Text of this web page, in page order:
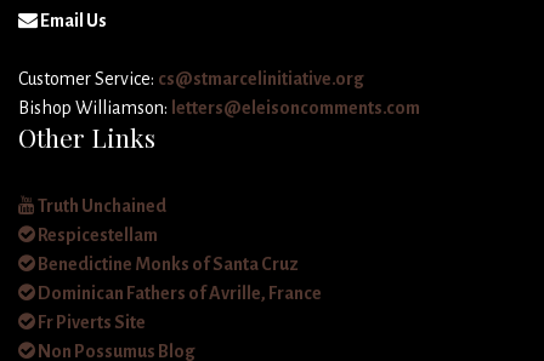
Email Us
Customer Service: cs@stmarcelinitiative.org
Bishop Williamson: letters@eleisoncomments.com
Other Links
Truth Unchained
Respicestellam
Benedictine Monks of Santa Cruz
Dominican Fathers of Avrille, France
Fr Piverts Site
Non Possumus Blog